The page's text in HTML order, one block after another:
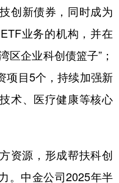
创新债券，同时成为
业务的机构，并在
区企业科创债篮子”；
项目5个，持续加强新
术、医疗健康等核心
源，形成帮扶科创
。中金公司2025年半